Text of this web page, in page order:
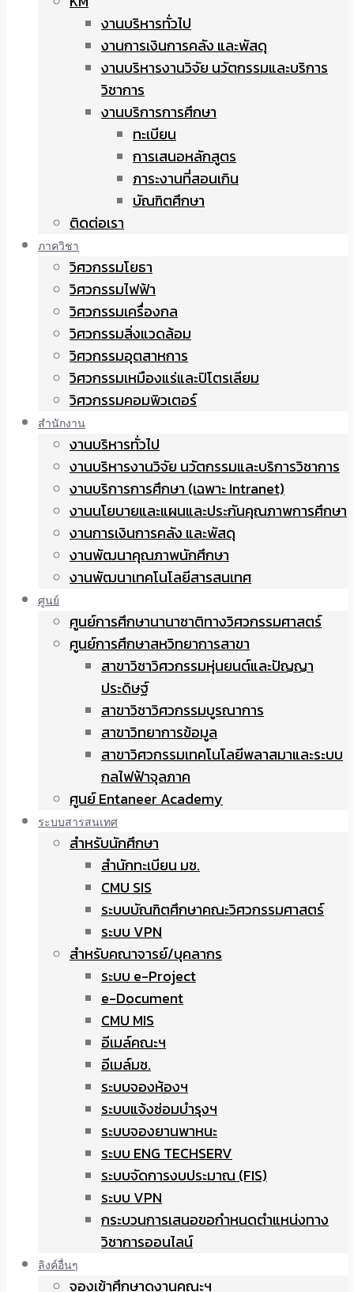
งานบริหารทั่วไป
งานการเงินการคลัง และพัสดุ
งานบริหารงานวิจัย นวัตกรรมและบริการ
วิชาการ
งานบริการการศึกษา
ทะเบียน
การเสนอหลักสูตร
ภาระงานที่สอนเกิน
บัณฑิตศึกษา
ติดต่อเรา
ภาควิชา
วิศวกรรมโยธา
วิศวกรรมไฟฟ้า
วิศวกรรมเครื่องกล
วิศวกรรมสิ่งแวดล้อม
วิศวกรรมอุตสาหการ
วิศวกรรมเหมืองแร่และปิโตรเลียม
วิศวกรรมคอมพิวเตอร์
สำนักงาน
งานบริหารทั่วไป
งานบริหารงานวิจัย นวัตกรรมและบริการวิชาการ
งานบริการการศึกษา (เฉพาะ Intranet)
งานนโยบายและแผนและประกันคุณภาพการศึกษา
งานการเงินการคลัง และพัสดุ
งานพัฒนาคุณภาพนักศึกษา
งานพัฒนาเทคโนโลยีสารสนเทศ
ศูนย์
ศูนย์การศึกษานานาชาติทางวิศวกรรมศาสตร์
ศูนย์การศึกษาสหวิทยาการสาขา
สาขาวิชาวิศวกรรมหุ่นยนต์และปัญญา
ประดิษฐ์
สาขาวิชาวิศวกรรมบูรณาการ
สาขาวิทยาการข้อมูล
สาขาวิศวกรรมเทคโนโลยีพลาสมาและระบบ
กลไฟฟ้าจุลภาค
ศูนย์ Entaneer Academy
ระบบสารสนเทศ
สำหรับนักศึกษา
สำนักทะเบียน มช.
CMU SIS
ระบบบัณฑิตศึกษาคณะวิศวกรรมศาสตร์
ระบบ VPN
สำหรับคณาจารย์/บุคลากร
ระบบ e-Project
e-Document
CMU MIS
อีเมล์คณะฯ
อีเมล์มช.
ระบบจองห้องฯ
ระบบแจ้งซ่อมบำรุงฯ
ระบบจองยานพาหนะ
ระบบ ENG TECHSERV
ระบบจัดการงบประมาณ (FIS)
ระบบ VPN
กระบวนการเสนอขอกำหนดตำแหน่งทาง
วิชาการออนไลน์
ลิงค์อื่นๆ
จองเข้าศึกษาดูงานคณะฯ